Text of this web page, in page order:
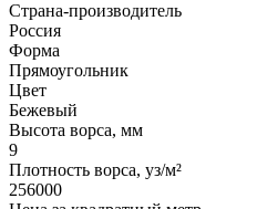
Страна-производитель
Россия
Форма
Прямоугольник
Цвет
Бежевый
Высота ворса, мм
9
Плотность ворса, уз/м²
256000